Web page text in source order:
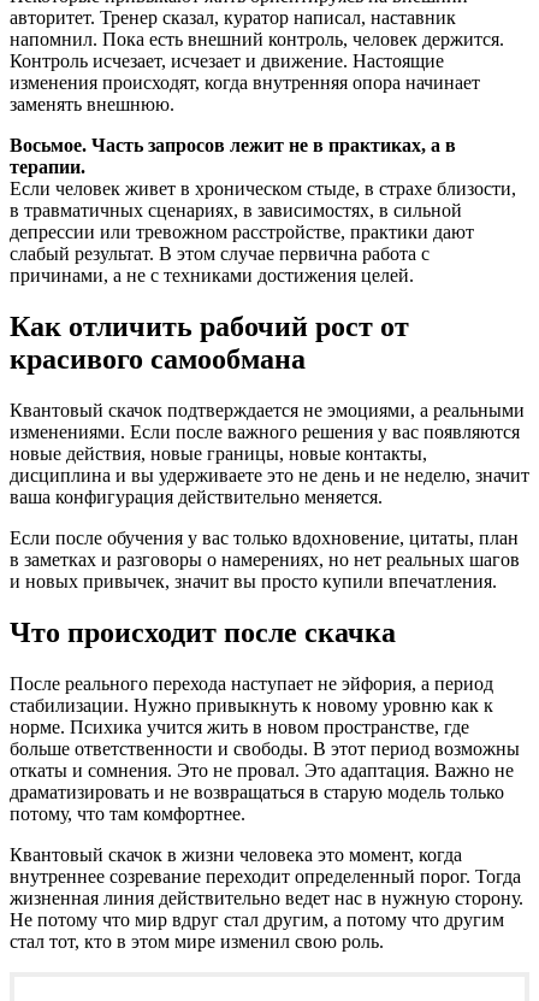
авторитет. Тренер сказал, куратор написал, наставник
напомнил. Пока есть внешний контроль, человек держится.
Контроль исчезает, исчезает и движение. Настоящие
изменения происходят, когда внутренняя опора начинает
заменять внешнюю.
Восьмое. Часть запросов лежит не в практиках, а в
терапии.
Если человек живет в хроническом стыде, в страхе близости,
в травматичных сценариях, в зависимостях, в сильной
депрессии или тревожном расстройстве, практики дают
слабый результат. В этом случае первична работа с
причинами, а не с техниками достижения целей.
Как отличить рабочий рост от
красивого самообмана
Квантовый скачок подтверждается не эмоциями, а реальными
изменениями. Если после важного решения у вас появляются
новые действия, новые границы, новые контакты,
дисциплина и вы удерживаете это не день и не неделю, значит
ваша конфигурация действительно меняется.
Если после обучения у вас только вдохновение, цитаты, план
в заметках и разговоры о намерениях, но нет реальных шагов
и новых привычек, значит вы просто купили впечатления.
Что происходит после скачка
После реального перехода наступает не эйфория, а период
стабилизации. Нужно привыкнуть к новому уровню как к
норме. Психика учится жить в новом пространстве, где
больше ответственности и свободы. В этот период возможны
откаты и сомнения. Это не провал. Это адаптация. Важно не
драматизировать и не возвращаться в старую модель только
потому, что там комфортнее.
Квантовый скачок в жизни человека это момент, когда
внутреннее созревание переходит определенный порог. Тогда
жизненная линия действительно ведет нас в нужную сторону.
Не потому что мир вдруг стал другим, а потому что другим
стал тот, кто в этом мире изменил свою роль.